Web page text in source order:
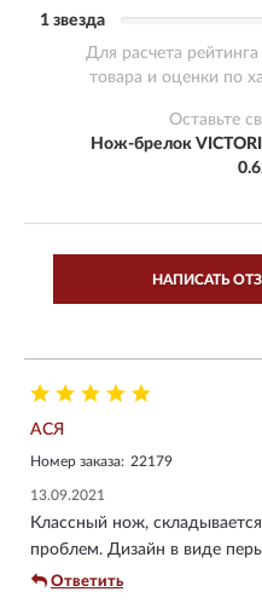
1 звезда
Для расчета
товара и оценки по
Оставьте
Нож-брелок
НАПИСАТЬ
АСЯ
Номер заказа: 22179
13.09.2021
Классный нож,
проблем. Дизайн в виде
Ответить